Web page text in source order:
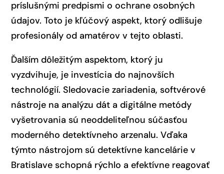
príslušnými predpismi o ochrane osobných
údajov. Toto je kľúčový aspekt, ktorý odlišuje
profesionály od amatérov v tejto oblasti.
Ďalším dôležitým aspektom, ktorý ju
vyzdvihuje, je investícia do najnovších
technológií. Sledovacie zariadenia, softvérové
nástroje na analýzu dát a digitálne metódy
vyšetrovania sú neoddeliteľnou súčasťou
moderného detektívneho arzenalu. Vďaka
týmto nástrojom sú detektívne kancelárie v
Bratislave schopná rýchlo a efektívne reagovať